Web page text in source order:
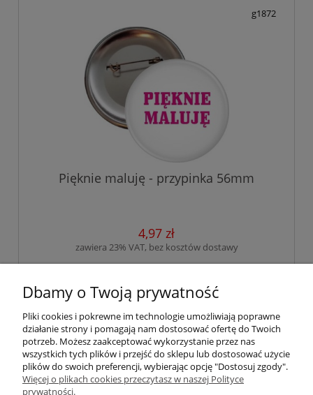
g1872
Pięknie maluję - przypinka 56mm
4,97 zł
zawiera 23% VAT, bez kosztów dostawy
« 1 ... 5 6 7 8 9 »
Pomoc
Dbamy o Twoją prywatność
Pliki cookies i pokrewne im technologie umożliwiają poprawne
działanie strony i pomagają nam dostosować ofertę do Twoich
potrzeb. Możesz zaakceptować wykorzystanie przez nas
wszystkich tych plików i przejść do sklepu lub dostosować użycie
plików do swoich preferencji, wybierając opcję "Dostosuj zgody".
Więcej o plikach cookies przeczytasz w naszej Polityce
prywatności.